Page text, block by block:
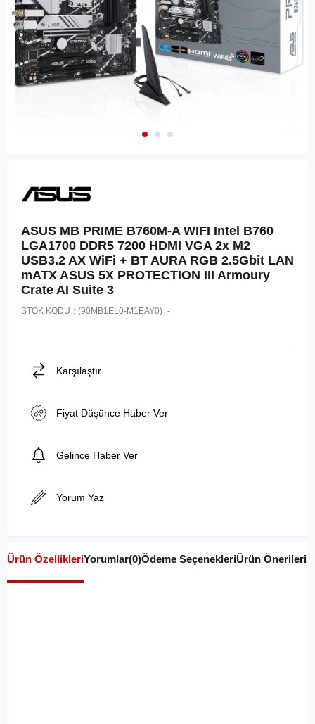
ASUS MB PRIME B760M-A WIFI Intel B760
LGA1700 DDR5 7200 HDMI VGA 2x M2
USB3.2 AX WiFi + BT AURA RGB 2.5Gbit LAN
mATX ASUS 5X PROTECTION III Armoury
Crate AI Suite 3
STOK KODU (90MB1EL0-M1EAY0)
Karşılaştır
Fiyat Düşünce Haber Ver
Gelince Haber Ver
Yorum Yaz
Ürün ÖzellikleriYorumlar(0)Ödeme SeçenekleriÜrün Önerileri